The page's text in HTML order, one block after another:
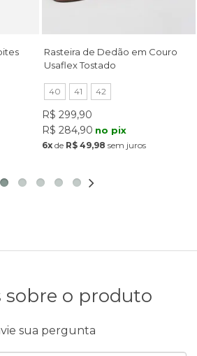
Rasteira de Dedão em Couro
Usaflex Tostado
40 41 42
R$ 299,90
R$ 284,90 no pix
6x de R$ 49,98 sem juros
sobre o produto
sua pergunta